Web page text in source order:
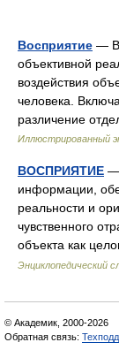
Восприятие —
объективной
воздействия
человека.
различение
Иллюстрированный
ВОСПРИЯТИЕ —
информации,
реальности и
чувственного
объекта как
Энциклопедический
© Академик, 2000-2026
Обратная связь: